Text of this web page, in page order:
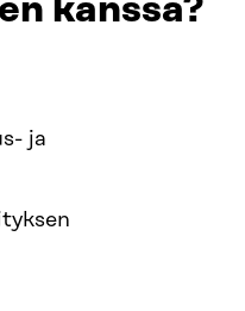
kanssa?
ja